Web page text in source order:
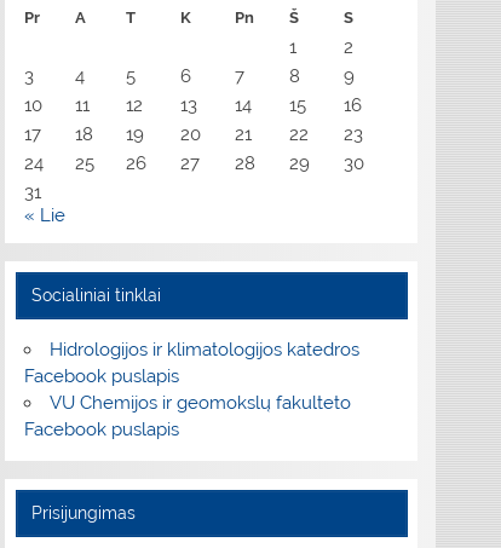
Pr A T K Pn Š S
1
2
3
4 5 6 7 8
9
10
11 12 13 14 15
16
17
18 19 20 21 22
23
24
25 26 27 28 29
30
31
« Lie
Socialiniai tinklai
Hidrologijos ir klimatologijos katedros
Facebook puslapis
VU Chemijos ir geomokslų fakulteto
Facebook puslapis
Prisijungimas